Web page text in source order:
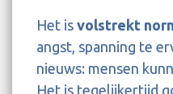
Het is volstrekt
angst, spanning te
nieuws: mensen
Het is tegelijkertijd